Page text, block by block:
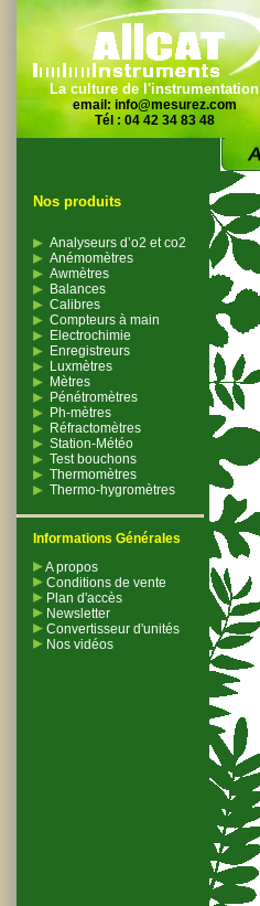
La culture de l'instrumentation
email: info@mesurez.com
Tél : 04 42 34 83 48
Nos produits
Analyseurs d’o2 et co2
Anémomètres
Awmètres
Balances
Calibres
Compteurs à main
Electrochimie
Enregistreurs
Luxmètres
Mètres
Pénétromètres
Ph-mètres
Réfractomètres
Station-Météo
Test bouchons
Thermomètres
Thermo-hygromètres
Informations Générales
A propos
Conditions de vente
Plan d'accès
Newsletter
Convertisseur d'unités
Nos vidéos